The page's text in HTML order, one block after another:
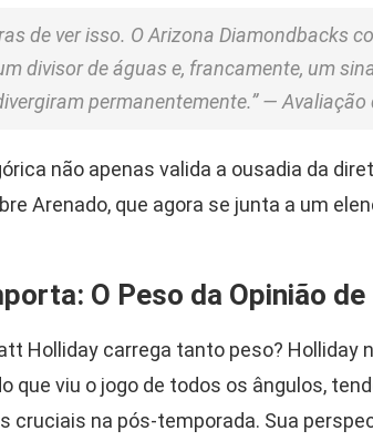
de ver isso. O Arizona Diamondbacks
divisor de águas e, francamente, um
permanentemente.” —
não apenas valida a ousadia da
Arenado, que agora se junta a um
O Peso da Opinião
Holliday carrega tanto peso? Holliday
que viu o jogo de todos os ângulos,
cruciais na pós-temporada. Sua